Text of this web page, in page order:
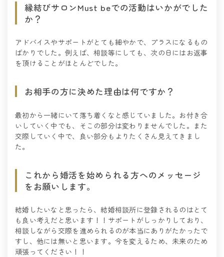
縁結びサロンMust beでの活動はいかがでした
か？
アドバイスやサポートがとても細やかで、プラスになるもの
ばかりでした。例えば、相談等にしても、次の日にはお返事
を頂けることがほとんどでした。
お相手の方に決めた理由は何ですか？
最初から一緒にいて落ち着くなと感じていました。お付き合
いしていく中でも、そこの部分は変わりませんでした。また
交際していく中で、良い部分もよりたくさん見えてきまし
た。
これから婚活を始められる方へのメッセージ
をお願いします。
結婚したいなと思ったら、結婚相談所に登録されるのはとて
も良い考えだと思います！！サポートがしっかりしており、
相談しながら交際を進められるのが本当にありがたかったで
すし、他には無いと思います。今を変えるため、未来のため
頑張ってください！！